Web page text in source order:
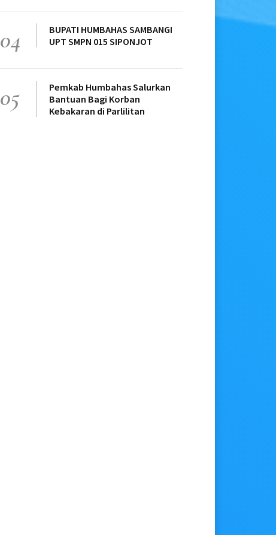
04
BUPATI HUMBAHAS SAMBANGI
UPT SMPN 015 SIPONJOT
05
Pemkab Humbahas Salurkan
Bantuan Bagi Korban
Kebakaran di Parlilitan